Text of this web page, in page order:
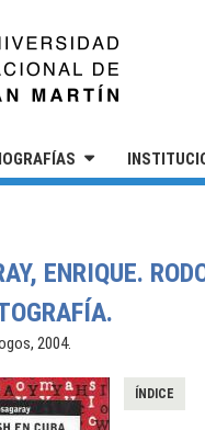
AQUÍ
ENRIQUE.
2004.
ÍNDICE